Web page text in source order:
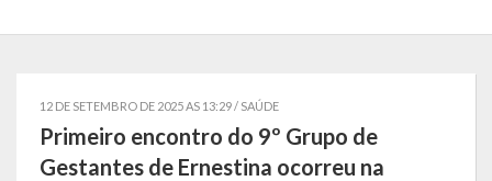
Símbolos
Telefones Úteis
12 DE SETEMBRO DE 2025 AS 13:29 / SAÚDE
Primeiro encontro do 9º Grupo de
Gestantes de Ernestina ocorreu na